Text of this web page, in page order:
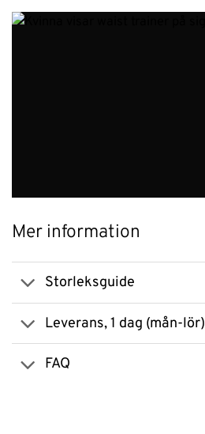
Mer information
Storleksguide
Leverans, 1 dag (mån-lör)
FAQ